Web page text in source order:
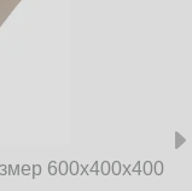
600x400x400